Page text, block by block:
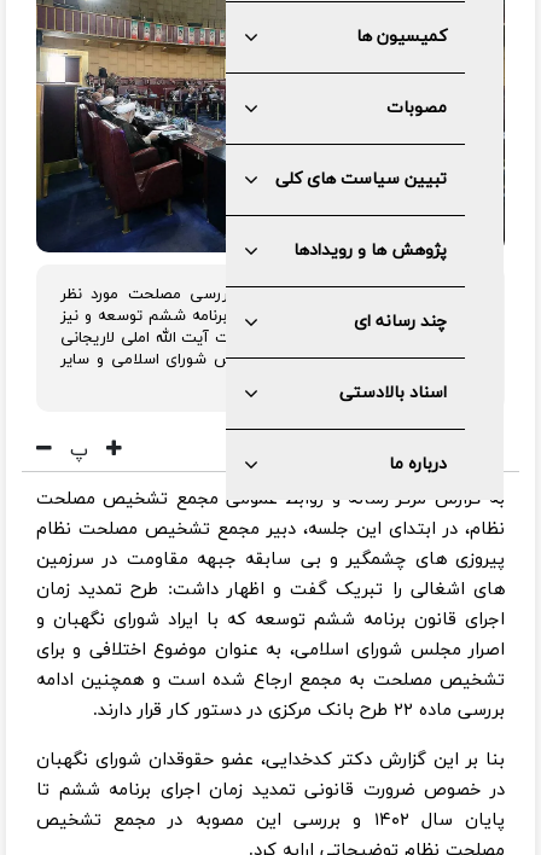
کمیسیون ها
مصوبات
تبیین سیاست های کلی
پژوهش ها و رویدادها
چند رسانه ای
اسناد بالادستی
درباره ما
مجمع تشخیص مصلحت نظام برای بررسی مصلحت مورد نظر
مجلس در خصوص تمدید اجرای قانون برنامه ششم توسعه و نیز
ادامه بررسی طرح بانک مرکزی به ریاست آیت الله املی لاریجانی
و با حضور روسای قوه قضائیه و مجلس شورای اسلامی و سایر
اعضای مجمع تشکیل شد.
پ
به گزارش مرکز رسانه و روابط عمومی مجمع تشخیص مصلحت
نظام، در ابتدای این جلسه، دبیر مجمع تشخیص مصلحت نظام
پیروزی های چشمگیر و بی سابقه جبهه مقاومت در سرزمین
های اشغالی را تبریک گفت و اظهار داشت: طرح تمدید زمان
اجرای قانون برنامه ششم توسعه که با ایراد شورای نگهبان و
اصرار مجلس شورای اسلامی، به عنوان موضوع اختلافی و برای
تشخیص مصلحت به مجمع ارجاع شده است و همچنین ادامه
بررسی ماده ۲۲ طرح بانک مرکزی در دستور کار قرار دارند.
بنا بر این گزارش دکتر کدخدایی، عضو حقوقدان شورای نگهبان
در خصوص ضرورت قانونی تمدید زمان اجرای برنامه ششم تا
پایان سال ۱۴۰۲ و بررسی این مصوبه در مجمع تشخیص